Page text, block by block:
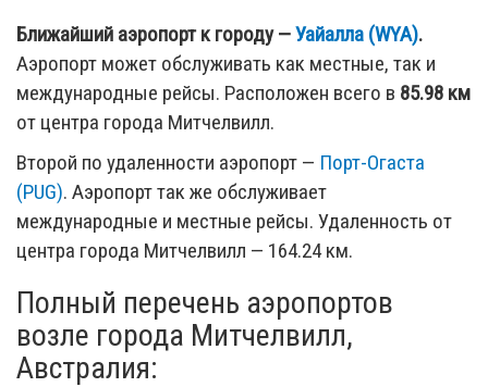
Ближайший аэропорт к городу —Уайалла (WYA).
Аэропорт может обслуживать как местные, так и
международные рейсы. Расположен всего в 85.98 км
от центра города Митчелвилл.
Второй по удаленности аэропорт — Порт-Огаста
(PUG). Аэропорт так же обслуживает
международные и местные рейсы. Удаленность от
центра города Митчелвилл — 164.24 км.
Полный перечень аэропортов
возле города Митчелвилл,
Австралия: